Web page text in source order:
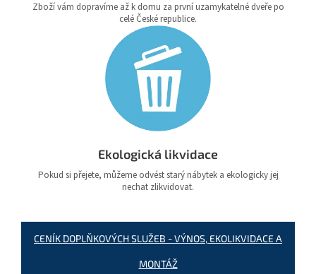
Zboží vám dopravíme až k domu za první uzamykatelné dveře po
celé České republice.
Ekologická likvidace
Pokud si přejete, můžeme odvést starý nábytek a ekologicky jej
nechat zlikvidovat.
CENÍK DOPLŇKOVÝCH SLUŽEB - VÝNOS, EKOLIKVIDACE A
MONTÁŽ